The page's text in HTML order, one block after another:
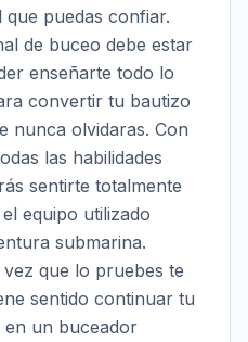
puedas confiar.
de buceo debe estar
enseñarte todo lo
convertir tu bautizo
nunca olvidaras. Con
las habilidades
sentirte totalmente
equipo utilizado
submarina.
que lo pruebes te
sentido continuar tu
un buceador